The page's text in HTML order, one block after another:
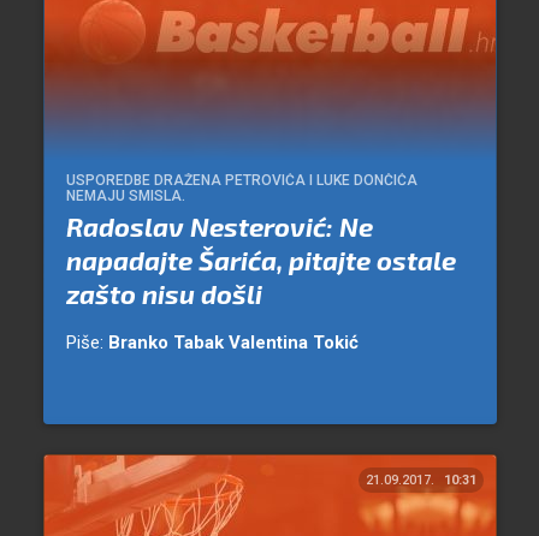
USPOREDBE DRAŽENA PETROVIĆA I LUKE DONČIĆA
NEMAJU SMISLA.
Radoslav Nesterović: Ne
napadajte Šarića, pitajte ostale
zašto nisu došli
Piše: Branko Tabak Valentina Tokić
21.09.2017. 10:31